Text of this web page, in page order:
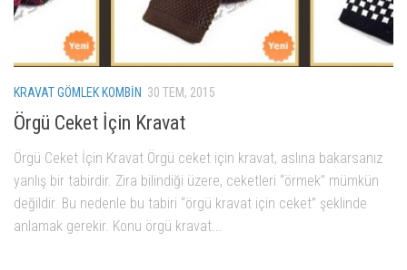
KRAVAT GÖMLEK KOMBIN 30 TEM, 2015
Örgü Ceket İçin Kravat
Örgü Ceket İçin Kravat Örgü ceket için kravat, aslına bakarsanız
yanlış bir tabirdir. Zira bilindiği üzere, ceketleri “örmek” mümkün
değildir. Bu nedenle bu tabiri “örgü kravat için ceket” şeklinde
anlamak gerekir. Konu örgü kravat...